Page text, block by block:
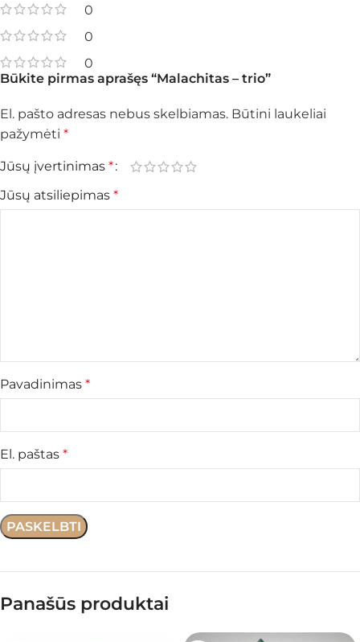
0
0
0
Būkite pirmas aprašęs “Malachitas – trio”
El. pašto adresas nebus skelbiamas. Būtini laukeliai
pažymėti *
Jūsų įvertinimas *
Jūsų atsiliepimas *
Pavadinimas *
El. paštas *
Panašūs produktai